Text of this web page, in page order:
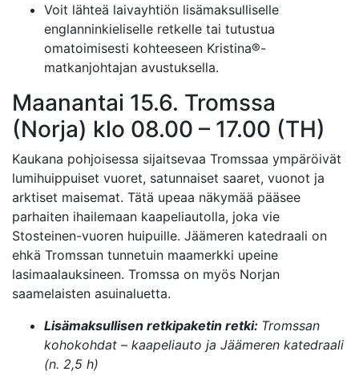
Voit lähteä laivayhtiön lisämaksulliselle
englanninkieliselle retkelle tai tutustua
omatoimisesti kohteeseen Kristina®-
matkanjohtajan avustuksella.
Maanantai 15.6. Tromssa
(Norja) klo 08.00 – 17.00 (TH)
Kaukana pohjoisessa sijaitsevaa Tromssaa ympäröivät
lumihuippuiset vuoret, satunnaiset saaret, vuonot ja
arktiset maisemat. Tätä upeaa näkymää pääsee
parhaiten ihailemaan kaapeliautolla, joka vie
Stosteinen-vuoren huipuille. Jäämeren katedraali on
ehkä Tromssan tunnetuin maamerkki upeine
lasimaalauksineen. Tromssa on myös Norjan
saamelaisten asuinaluetta.
Lisämaksullisen retkipaketin retki: Tromssan
kohokohdat – kaapeliauto ja Jäämeren katedraali
(n. 2,5 h)